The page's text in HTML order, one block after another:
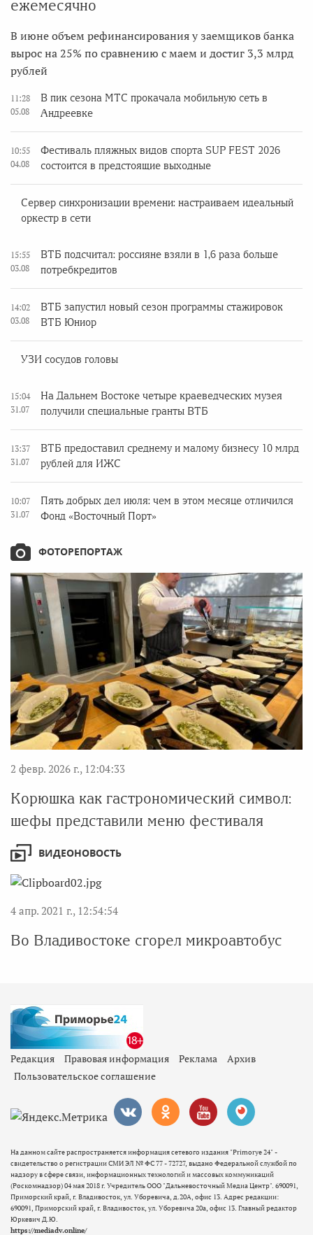
ежемесячно
В июне объем рефинансирования у заемщиков банка
вырос на 25% по сравнению с маем и достиг 3,3 млрд
рублей
11:28
05.08
В пик сезона МТС прокачала мобильную сеть в
Андреевке
10:55
04.08
Фестиваль пляжных видов спорта SUP FEST 2026
состоится в предстоящие выходные
Сервер синхронизации времени: настраиваем идеальный
оркестр в сети
15:55
03.08
ВТБ подсчитал: россияне взяли в 1,6 раза больше
потребкредитов
14:02
03.08
ВТБ запустил новый сезон программы стажировок
ВТБ Юниор
УЗИ сосудов головы
15:04
31.07
На Дальнем Востоке четыре краеведческих музея
получили специальные гранты ВТБ
13:37
31.07
ВТБ предоставил среднему и малому бизнесу 10 млрд
рублей для ИЖС
10:07
31.07
Пять добрых дел июля: чем в этом месяце отличился
Фонд «Восточный Порт»
ФОТОРЕПОРТАЖ
2 февр. 2026 г., 12:04:33
Корюшка как гастрономический символ:
шефы представили меню фестиваля
ВИДЕОНОВОСТЬ
4 апр. 2021 г., 12:54:54
Во Владивостоке сгорел микроавтобус
Редакция Правовая информация Реклама
Архив
Пользовательское соглашение
На данном сайте распространяется информация сетевого издания "Primorye 24" -
свидетельство о регистрации СМИ ЭЛ № ФС 77 - 72727, выдано Федеральной службой по
надзору в сфере связи, информационных технологий и массовых коммуникаций
(Роскомнадзор) 04 мая 2018 г. Учредитель ООО "Дальневосточный Медиа Центр". 690091,
Приморский край, г. Владивосток, ул. Уборевича, д.20А, офис 13. Адрес редакции:
690091, Приморский край, г. Владивосток, ул. Уборевича 20а, офис 13. Главный редактор
Юркевич Д.Ю.
https://mediadv.online/